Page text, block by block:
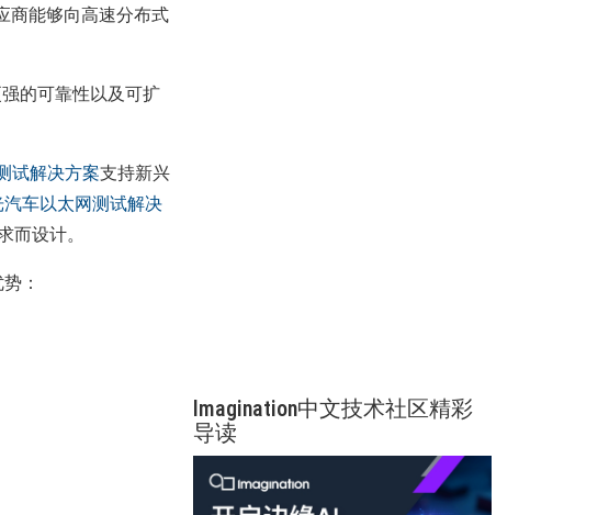
商能够向高速分布式
的可靠性以及可扩
试解决方案支持新兴
汽车以太网测试解决
而设计。
：
Imagination中文技术社区精彩
导读